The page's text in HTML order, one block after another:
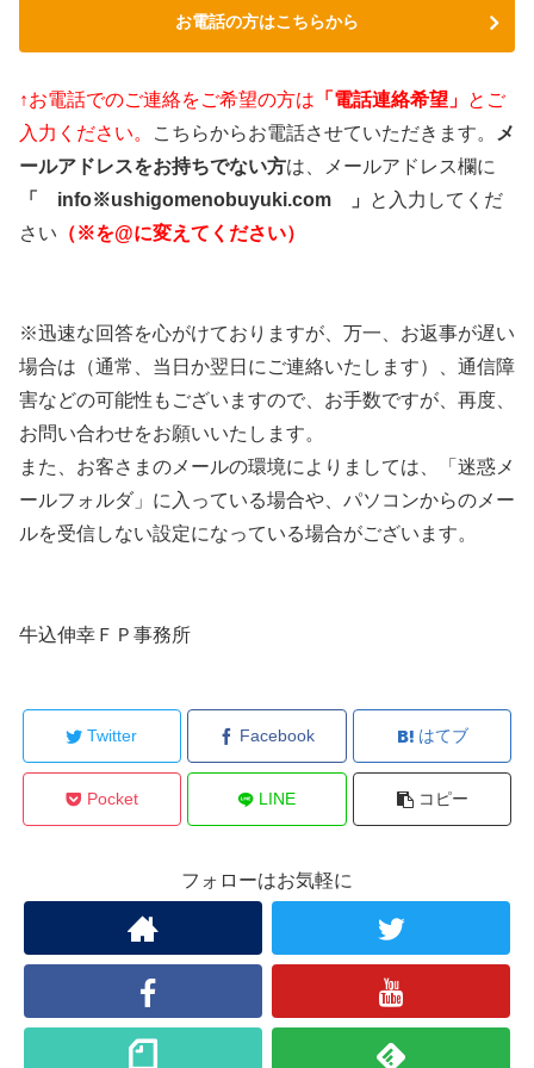
お電話の方はこちらから
↑お電話でのご連絡をご希望の方は 「電話連絡希望」 とご
入力ください。
こちらからお電話させていただきます。
メ
ールアドレスをお持ちでない方は、メールアドレス欄に
「 info※ushigomenobuyuki.com 」
と入力してくだ
さい （※を@に変えてください）
※迅速な回答を心がけておりますが、万一、お返事が遅い
場合は（通常、当日か翌日にご連絡いたします）、通信障
害などの可能性もございますので、お手数ですが、再度、
お問い合わせをお願いいたします。
また、お客さまのメールの環境によりましては、「迷惑メ
ールフォルダ」に入っている場合や、パソコンからのメー
ルを受信しない設定になっている場合がございます。
牛込伸幸ＦＰ事務所
Twitter Facebook はてブ
Pocket LINE コピー
フォローはお気軽に